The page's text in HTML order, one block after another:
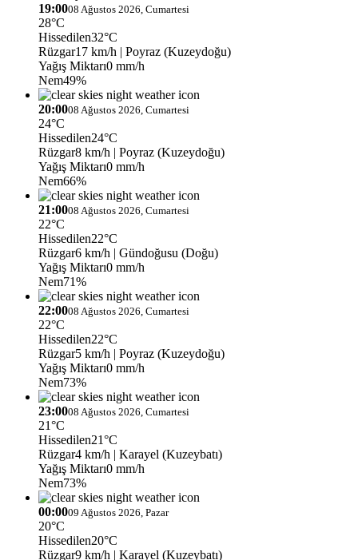
19:0008 Ağustos 2026, Cumartesi
28°C
Hissedilen32°C
Rüzgar17 km/h | Poyraz (Kuzeydoğu)
Yağış Miktarı0 mm/h
Nem49%
20:0008 Ağustos 2026, Cumartesi
24°C
Hissedilen24°C
Rüzgar8 km/h | Poyraz (Kuzeydoğu)
Yağış Miktarı0 mm/h
Nem66%
21:0008 Ağustos 2026, Cumartesi
22°C
Hissedilen22°C
Rüzgar6 km/h | Gündoğusu (Doğu)
Yağış Miktarı0 mm/h
Nem71%
22:0008 Ağustos 2026, Cumartesi
22°C
Hissedilen22°C
Rüzgar5 km/h | Poyraz (Kuzeydoğu)
Yağış Miktarı0 mm/h
Nem73%
23:0008 Ağustos 2026, Cumartesi
21°C
Hissedilen21°C
Rüzgar4 km/h | Karayel (Kuzeybatı)
Yağış Miktarı0 mm/h
Nem73%
00:0009 Ağustos 2026, Pazar
20°C
Hissedilen20°C
Rüzgar9 km/h | Karayel (Kuzeybatı)